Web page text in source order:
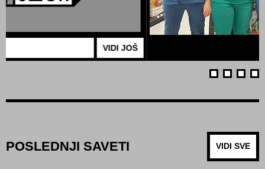
POSLEDNJI SAVETI VIDI SVE